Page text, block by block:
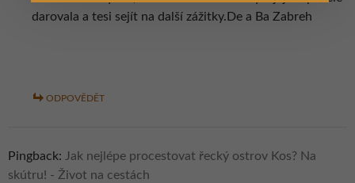
darovala a tesi sejít na další zážitky.De a Ba Zabreh
ODPOVĚDĚT
Pingback: Jak nejlépe procestovat řecký ostrov Kos? Na
skútru! - Život na cestách